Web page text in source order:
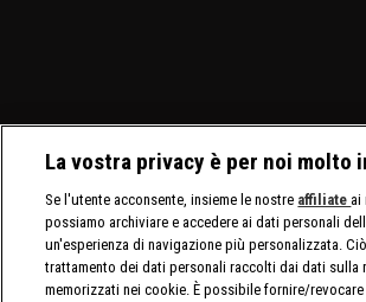
La vostra privacy è per noi molto
Se l'utente acconsente, insieme le nostre affiliate
possiamo archiviare e accedere ai dati personali
un'esperienza di navigazione più personalizzata.
trattamento dei dati personali raccolti dai dati sulla
memorizzati nei cookie. È possibile fornire/